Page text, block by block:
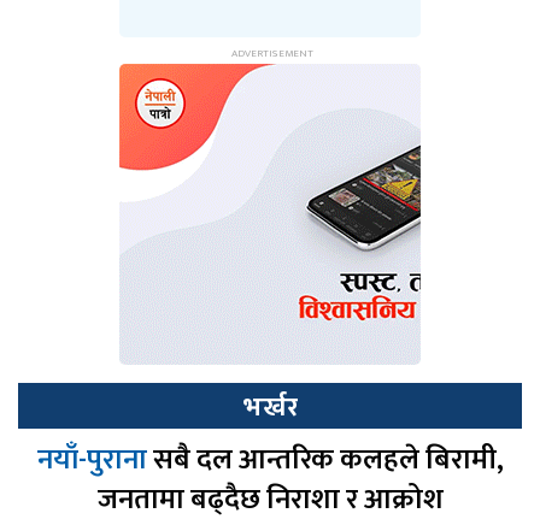
भर्खर
नयाँ-पुरानासबै दल आन्तरिक कलहले बिरामी,
जनतामा बढ्दैछ निराशा र आक्रोश